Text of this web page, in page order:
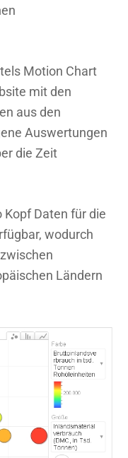
Motion Chart
mit den
aus den
Auswertungen
die Zeit
Daten für die
wodurch
Ländern